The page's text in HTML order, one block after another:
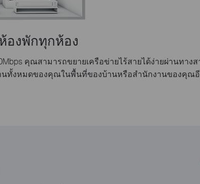
องพักทุกห้อง
คุณสามารถขยายเครือข่ายไร้สายได้ง่ายผ่านท
นทั้งหมดของคุณในพื้นที่ของบ้านหรือสำนักงานของคุณ